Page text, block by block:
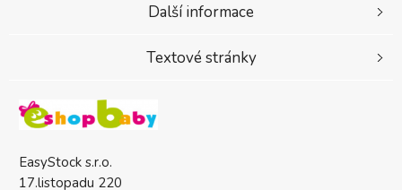
EasyStock s.r.o.
17.listopadu 220
Další informace
Textové stránky